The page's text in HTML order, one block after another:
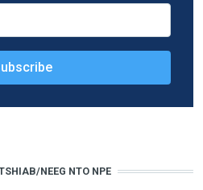
NEEG NTO NPE